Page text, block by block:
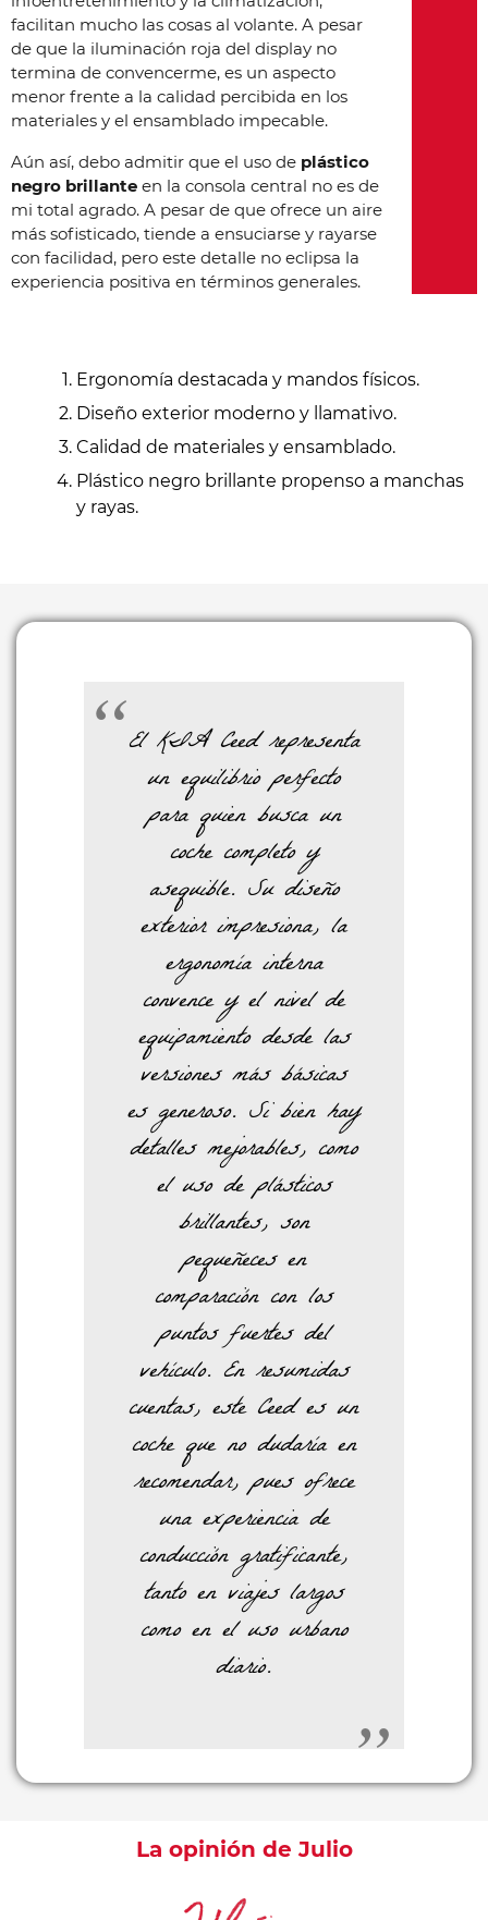
facilitan mucho las cosas al volante. A pesar
de que la iluminación roja del display no
termina de convencerme, es un aspecto
menor frente a la calidad percibida en los
materiales y el ensamblado impecable.
Aún así, debo admitir que el uso de plástico
negro brillante en la consola central no es de
mi total agrado. A pesar de que ofrece un aire
más sofisticado, tiende a ensuciarse y rayarse
con facilidad, pero este detalle no eclipsa la
experiencia positiva en términos generales.
Ergonomía destacada y mandos físicos.
Diseño exterior moderno y llamativo.
Calidad de materiales y ensamblado.
Plástico negro brillante propenso a manchas
y rayas.
ElKIA Ceedrepresenta
un equilibrio perfecto
para quien busca un
coche completo y
asequible. Su diseño
exterior impresiona, la
ergonomía interna
convence y el nivel de
equipamiento desde las
versiones más básicas
es generoso. Si bien hay
detalles mejorables, como
el uso de plásticos
brillantes, son
pequeñeces en
comparación con los
puntos fuertes del
vehículo. En resumidas
cuentas, este Ceed es un
coche que no dudaría en
recomendar, pues ofrece
una experiencia de
conducción gratificante,
tanto en viajes largos
como en el uso urbano
diario.
La opinión de Julio